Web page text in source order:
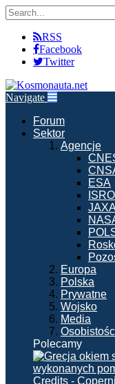
RSS
Facebook
Twitter
Navigate
Forum
Sektor
Agencje
ESA
ISRO
JAXA
Europa
Polska
Prywatne
Wojsko
Media
Polecamy